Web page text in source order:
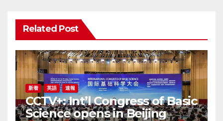
Related Post
新着 英語 速報
CCTV+: Int’l Congress of Basic
Science opens in Beijing